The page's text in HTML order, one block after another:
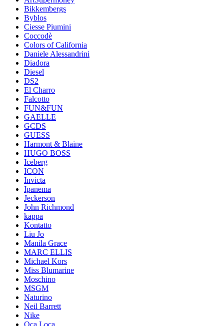
Bikkembergs
Byblos
Ciesse Piumini
Coccodè
Colors of California
Daniele Alessandrini
Diadora
Diesel
DS2
El Charro
Falcotto
FUN&FUN
GAELLE
GCDS
GUESS
Harmont & Blaine
HUGO BOSS
Iceberg
ICON
Invicta
Ipanema
Jeckerson
John Richmond
kappa
Kontatto
Liu Jo
Manila Grace
MARC ELLIS
Michael Kors
Miss Blumarine
Moschino
MSGM
Naturino
Neil Barrett
Nike
Oca Loca